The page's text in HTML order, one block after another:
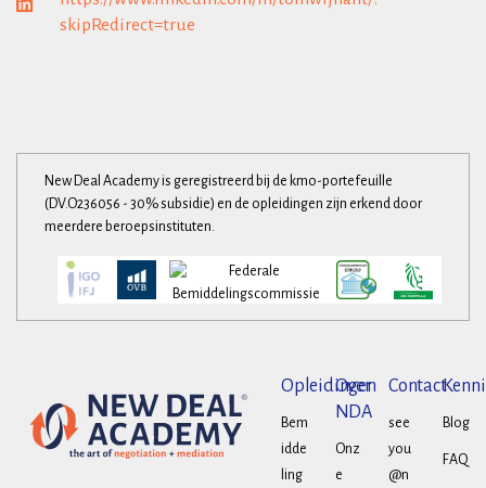
skipRedirect=true
New Deal Academy is geregistreerd bij de kmo-portefeuille
(DV.O236056 - 30% subsidie) en de opleidingen zijn erkend door
meerdere beroepsinstituten.
Opleidingen
Bem
idde
ling
Over
NDA
Onz
e
Contact
see
you
@n
Blog
FAQ